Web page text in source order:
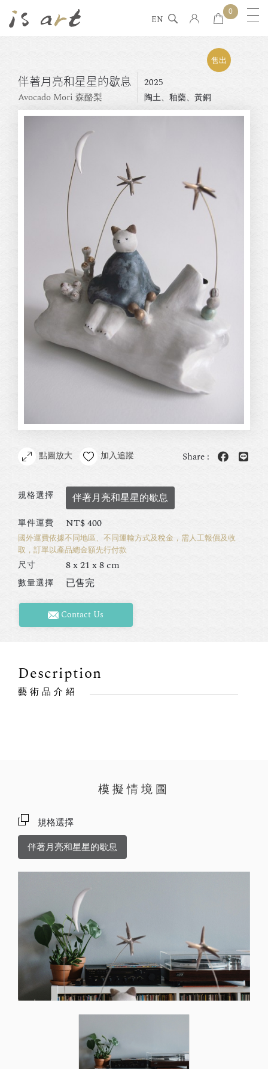
EN
0
伴著月亮和星星的歇息
Avocado Mori 森酪梨
2025
陶土、釉藥、黃銅
售出
點圖放大 加入追蹤 Share :
規格選擇 伴著月亮和星星的歇息
單件運費 NT$400
國外運費依據不同地區、不同運輸方式及稅金，需人工報價及收
取，訂單以產品總金額先行付款
尺寸 8 x 21 x 8 cm
數量選擇 已售完
Contact Us
Description
藝術品介紹
模擬情境圖
規格選擇
伴著月亮和星星的歇息